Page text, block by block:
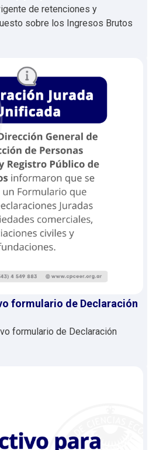
de retenciones y
sobre los Ingresos Brutos
formulario de Declaración
formulario de Declaración